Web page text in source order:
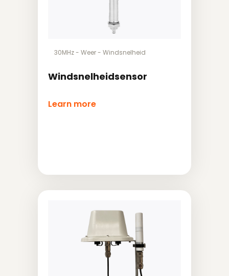
30MHz- Weer- Windsnelheid
Windsnelheidsensor
Learn more